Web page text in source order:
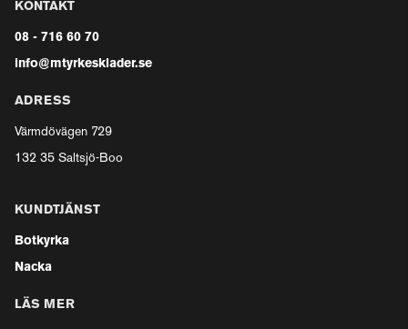
KONTAKT
08 - 716 60 70
info@mtyrkesklader.se
ADRESS
Värmdövägen 729
132 35 Saltsjö-Boo
KUNDTJÄNST
Botkyrka
Nacka
LÄS MER